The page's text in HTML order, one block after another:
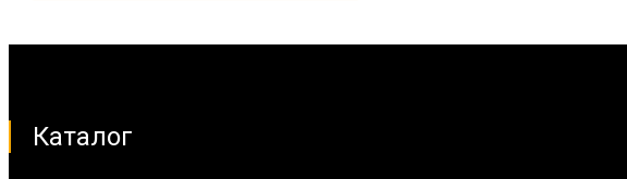
Каталог